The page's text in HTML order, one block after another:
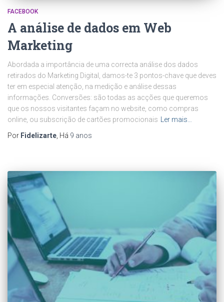
FACEBOOK
A análise de dados em Web
Marketing
Abordada a importância de uma correcta análise dos dados
retirados do Marketing Digital, damos-te 3 pontos-chave que deves
ter em especial atenção, na medição e análise dessas
informações. Conversões: são todas as acções que queremos
que os nossos visitantes façam no website, como compras
online, ou subscrição de cartões promocionais Ler mais…
Por Fidelizarte, Há 9 anos